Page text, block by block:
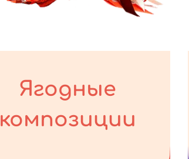
Ягодные
композиции